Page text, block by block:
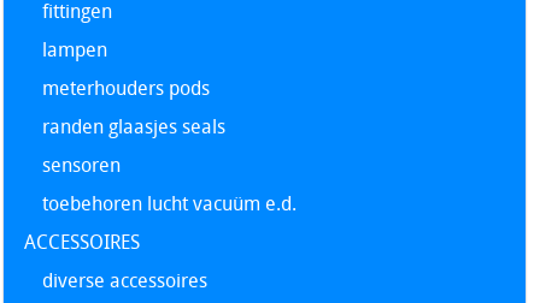
fittingen
lampen
meterhouders pods
randen glaasjes seals
sensoren
toebehoren lucht vacuüm e.d.
ACCESSOIRES
diverse accessoires